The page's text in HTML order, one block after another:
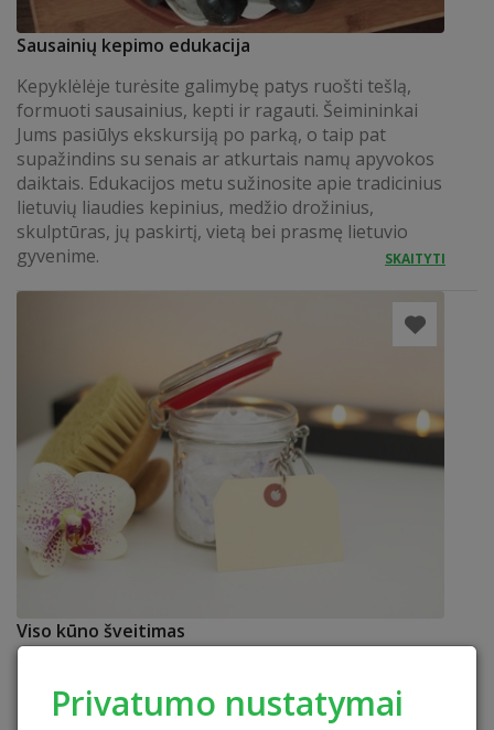
Privatumo nustatymai
Sausainių kepimo edukacija
Kepyklėlėje turėsite galimybę patys ruošti tešlą,
formuoti sausainius, kepti ir ragauti. Šeimininkai
Jums pasiūlys ekskursiją po parką, o taip pat
supažindins su senais ar atkurtais namų apyvokos
daiktais. Edukacijos metu sužinosite apie tradicinius
lietuvių liaudies kepinius, medžio drožinius,
skulptūras, jų paskirtį, vietą bei prasmę lietuvio
gyvenime.
SKAITYTI
Viso kūno šveitimas
išvalymo.
SKAITYTI